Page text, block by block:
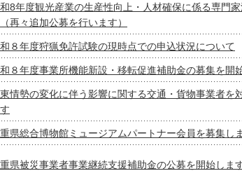
8年度観光産業の生産性向上・人材確保に係る専門
再々追加公募を行います）
８年度狩猟免許試験の現時点での申込状況について
８年度事業所機能新設・移転促進補助金の募集を開
情勢の変化に伴う影響に関する交通・貨物事業者を
県総合博物館ミュージアムパートナー会員を募集し
県被災事業者事業継続支援補助金の公募を開始しま